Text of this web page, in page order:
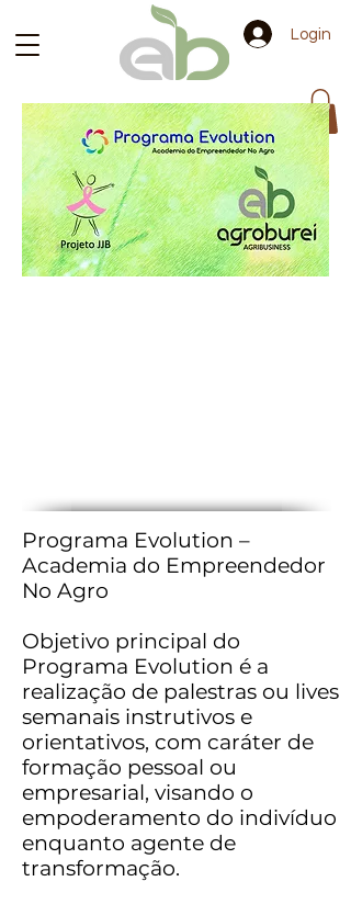
Login
Programa Evolution –
Academia do Empreendedor
No Agro
Objetivo principal do
Programa Evolution é a
realização de palestras ou lives
semanais instrutivos e
orientativos, com caráter de
formação pessoal ou
empresarial, visando o
empoderamento do indivíduo
enquanto agente de
transformação.